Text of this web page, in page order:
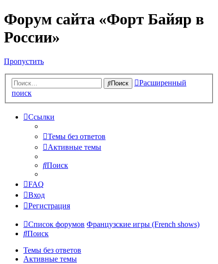
Форум сайта «Форт Байяр в
России»
Пропустить
Поиск
Расширенный
поиск
Ссылки
Темы без ответов
Активные темы
Поиск
FAQ
Вход
Регистрация
Список форумов Французские игры (French shows)
Поиск
Темы без ответов
Активные темы